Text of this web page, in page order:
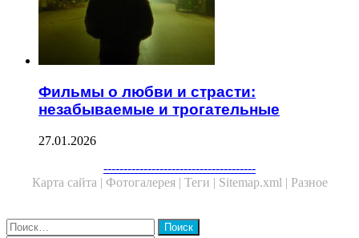
Фильмы о любви и страсти:
незабываемые и трогательные
27.01.2026
--------------------------------------
Карта сайта | Фотогалерея | Теги | Sitemap.xml | Разное
Close
Найти: